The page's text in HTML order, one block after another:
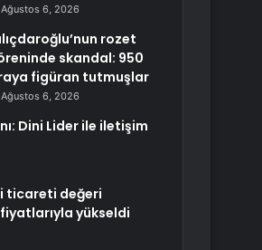
Ağustos 6, 2026
rozet
skandal: 950
figüran tutmuşlar
Ağustos 6, 2026
Dini Lider ile iletişim
ticareti değeri
yükseldi